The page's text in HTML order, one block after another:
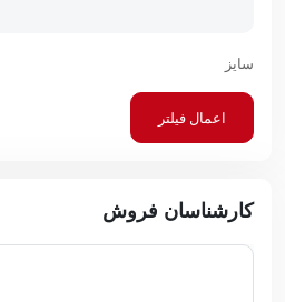
سایز
اعمال فیلتر
کارشناسان فروش